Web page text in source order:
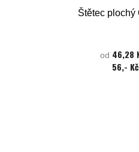
Štětec plochý
od 46,28
56,- Kč